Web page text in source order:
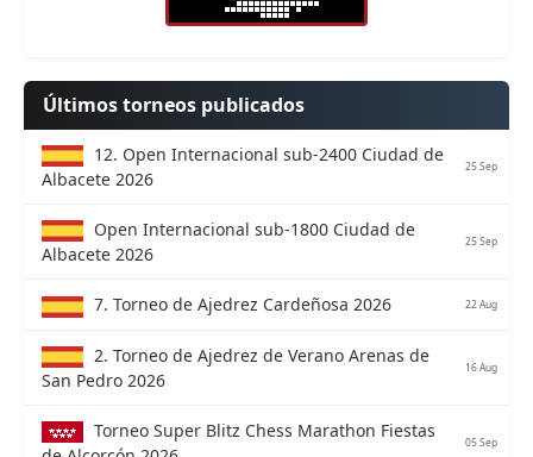
Últimos torneos publicados
12. Open Internacional sub-2400 Ciudad de
Albacete 2026
25 Sep
Open Internacional sub-1800 Ciudad de
Albacete 2026
25 Sep
7. Torneo de Ajedrez Cardeñosa 2026 22 Aug
2. Torneo de Ajedrez de Verano Arenas de
San Pedro 2026
16 Aug
Torneo Super Blitz Chess Marathon Fiestas
05 Sep